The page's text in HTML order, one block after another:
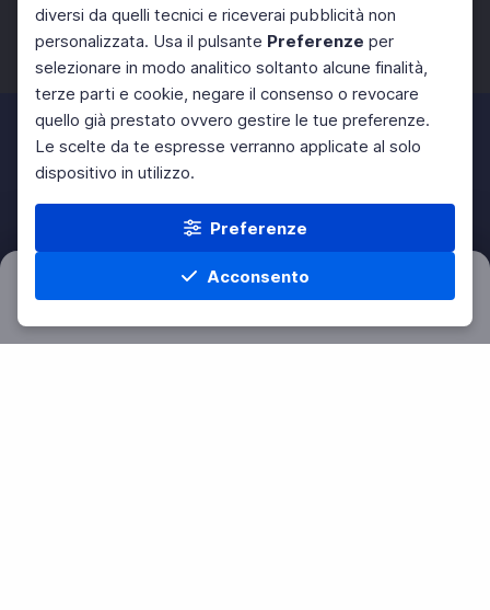
diversi da quelli tecnici e riceverai pubblicità non
personalizzata. Usa il pulsante Preferenze per
selezionare in modo analitico soltanto alcune finalità,
terze parti e cookie, negare il consenso o revocare
quello già prestato ovvero gestire le tue preferenze.
Le scelte da te espresse verranno applicate al solo
dispositivo in utilizzo.
Preferenze
Acconsento
Home Materie Cerca Menu
Filtri Azzera
Facebook Twitter Instagram